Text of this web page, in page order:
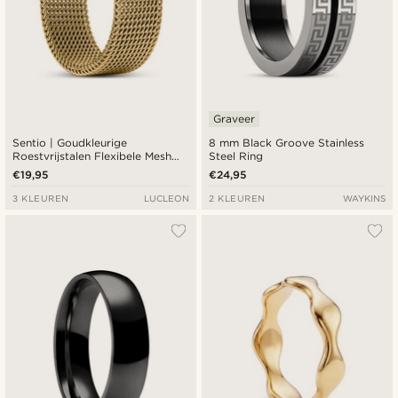
Sentio | Goudkleurige
Roestvrijstalen Flexibele Mesh
Ring
€19,95
3 KLEUREN LUCLEON
8 mm Black Groove Stainless
Steel Ring
Graveer
€24,95
2 KLEUREN WAYKINS